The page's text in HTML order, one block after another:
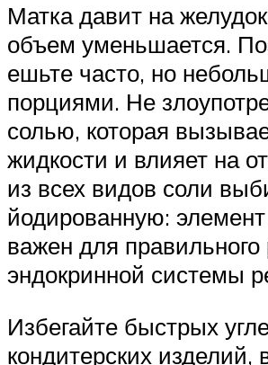
Матка давит на
объем уменьшается.
ешьте часто, но
порциями. Не
солью, которая
жидкости и влияет на
из всех видов соли
йодированную:
важен для правильного
эндокринной системы
Избегайте быстрых
кондитерских изделий,